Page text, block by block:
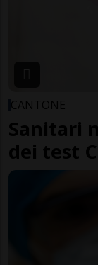
CANTONE
Sanitari
dei test